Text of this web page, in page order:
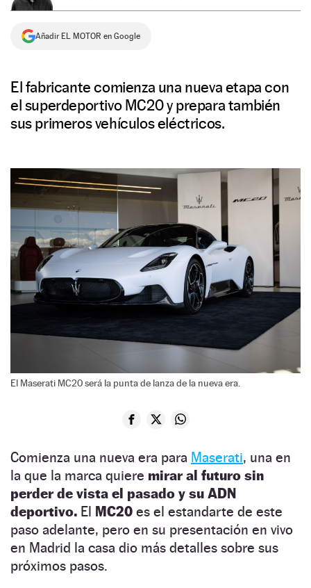
Añadir EL MOTOR en Google
El fabricante comienza una nueva etapa con
el superdeportivo MC20 y prepara también
sus primeros vehículos eléctricos.
El Maserati MC20 será la punta de lanza de la nueva era.
Comienza una nueva era para Maserati, una en
la que la marca quiere mirar al futuro sin
perder de vista el pasado y su ADN
deportivo. El MC20 es el estandarte de este
paso adelante, pero en su presentación en vivo
en Madrid la casa dio más detalles sobre sus
próximos pasos.